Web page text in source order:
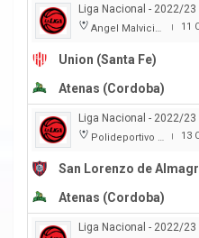
Liga Nacional - 2022/
Angel Malvicino | 11
Union (Santa Fe)
Atenas (Cordoba)
Liga Nacional - 2022/
Polideportivo Roberto Pando | 13
San Lorenzo de
Atenas (Cordoba)
Liga Nacional - 2022/